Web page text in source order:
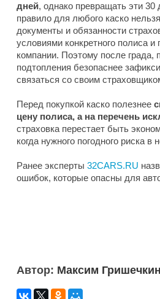
дней, однако превращать эти 30
правило для любого каско
документы и обязанности
условиями конкретного полиса
компании. Поэтому после града,
подтопления безопаснее
связаться со своим
Перед покупкой каско полезнее
цену полиса, а на перечень
страховка перестает быть
когда нужного погодного риска в
Ранее эксперты 32CARS.RU
ошибок, которые опасны для
Автор: Максим Гришечкин